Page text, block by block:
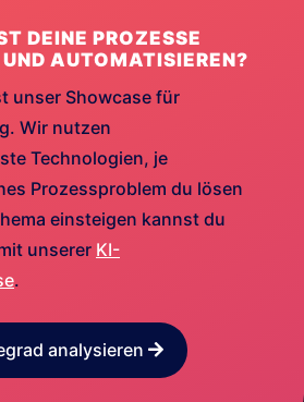
DEINE PROZESSE
AUTOMATISIEREN?
unser Showcase für
Wir nutzen
Technologien, je
Prozessproblem du lösen
einsteigen kannst du
unserer KI-
.
analysieren